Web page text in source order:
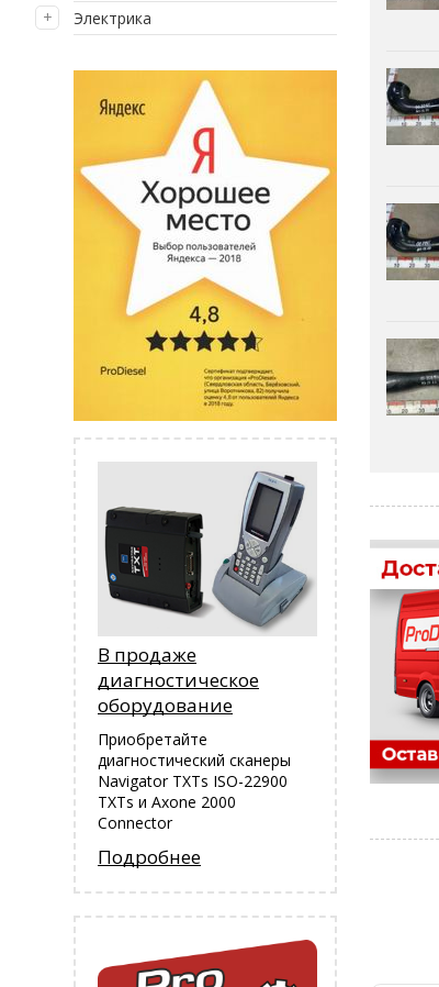
Электрика
В продаже
диагностическое
оборудование
Приобретайте
диагностический сканеры
Navigator TXTs ISO-22900
TXTs и Аxone 2000
Connector
Подробнее